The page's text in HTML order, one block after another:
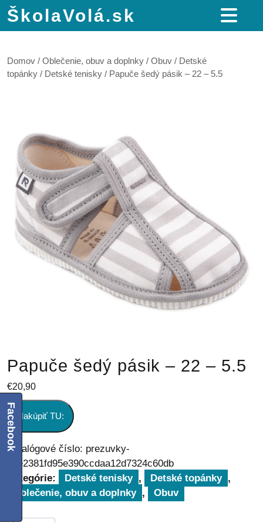
ŠkolaVolá.sk
Domov / Oblečenie, obuv a doplnky / Obuv / Detské
topánky / Detské tenisky / Papuče šedý pásik – 22 – 5.5
Papuče šedý pásik – 22 – 5.5
€20,90
Nakúpiť TU:
Katalógové číslo: prezuvky-
cbe2381fd95e390ccdaa12d7324c60db
Kategórie:
Detské tenisky , Detské topánky ,
Oblečenie, obuv a doplnky , Obuv
Facebook